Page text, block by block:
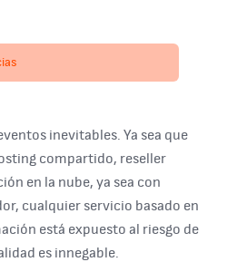
inevitables. Ya sea que
compartido, reseller
en la nube, ya sea con
cualquier servicio basado en
está expuesto al riesgo de
es innegable.